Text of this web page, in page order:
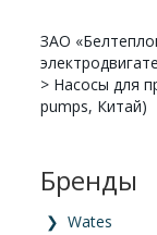
ЗАО
> Насосы для
pumps, Китай)
Бренды
❯ Wates